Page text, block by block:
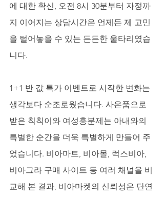
에 대한 확신, 오전 8시 30분부터 자정까
지 이어지는 상담시간은 언제든 제 고민
을 털어놓을 수 있는 든든한 울타리였습
니다.
1+1 반 값 특가 이벤트로 시작한 변화는
생각보다 순조로웠습니다. 사은품으로
받은 칙칙이와 여성흥분제는 아내와의
특별한 순간을 더욱 특별하게 만들어 주
었습니다. 비아마트, 비아몰, 럭스비아,
비아그라 구매 사이트 등 여러 채널을 비
교해 본 결과, 비아마켓의 신뢰성은 단연